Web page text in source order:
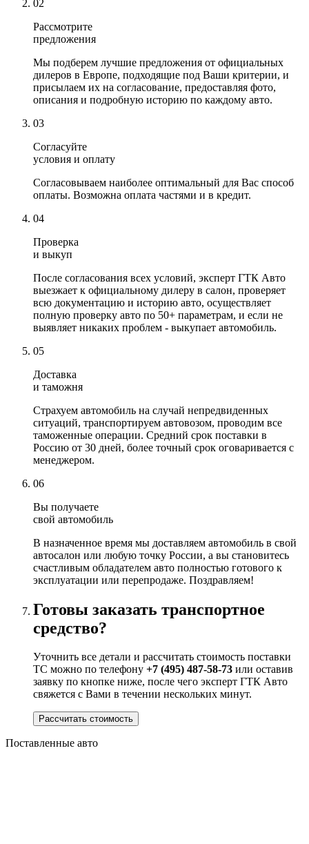
02
Рассмотрите
предложения
Мы подберем лучшие предложения от официальных
дилеров в Европе, подходящие под Ваши критерии, и
присылаем их на согласование, предоставляя фото,
описания и подробную историю по каждому авто.
03
Согласуйте
условия и оплату
Согласовываем наиболее оптимальный для Вас способ
оплаты. Возможна оплата частями и в кредит.
04
Проверка
и выкуп
После согласования всех условий, эксперт ГТК Авто
выезжает к официальному дилеру в салон, проверяет
всю документацию и историю авто, осуществляет
полную проверку авто по 50+ параметрам, и если не
выявляет никаких проблем - выкупает автомобиль.
05
Доставка
и таможня
Страхуем автомобиль на случай непредвиденных
ситуаций, транспортируем автовозом, проводим все
таможенные операции. Средний срок поставки в
Россию от 30 дней, более точный срок оговаривается с
менеджером.
06
Вы получаете
свой автомобиль
В назначенное время мы доставляем автомобиль в свой
автосалон или любую точку России, а вы становитесь
счастливым обладателем авто полностью готового к
эксплуатации или перепродаже. Поздравляем!
Готовы заказать транспортное
средство?
Уточнить все детали и рассчитать стоимость поставки
ТС можно по телефону +7 (495) 487-58-73 или оставив
заявку по кнопке ниже, после чего эксперт ГТК Авто
свяжется с Вами в течении нескольких минут.
Рассчитать стоимость
Поставленные авто